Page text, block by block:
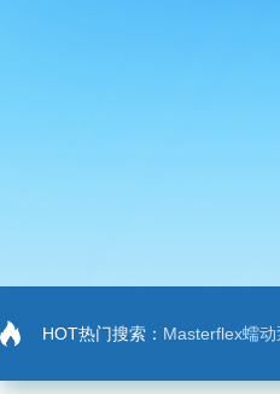
HOT热门搜索： Masterflex蠕动泵